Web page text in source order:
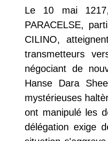
Le 10 mai
PARACELSE,
CILINO,
transmetteurs
négociant de
Hanse Dara
mystérieuses
ont manipulé les
délégation exige